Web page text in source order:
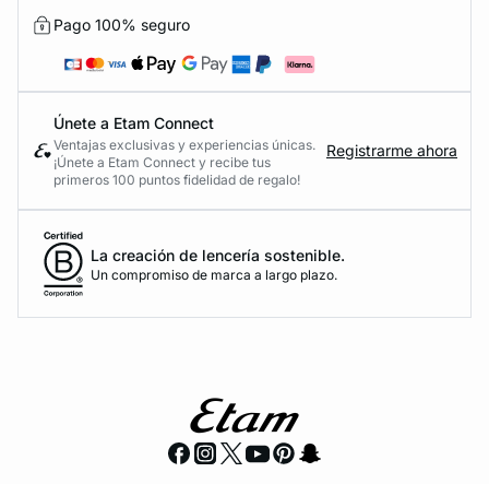
Pago 100% seguro
Únete a Etam Connect
Ventajas exclusivas y experiencias únicas.
¡Únete a Etam Connect y recibe tus
primeros 100 puntos fidelidad de regalo!
Registrarme ahora
La creación de lencería sostenible.
Un compromiso de marca a largo plazo.